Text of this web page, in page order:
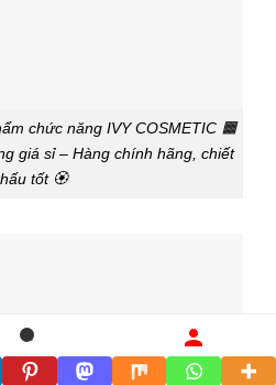
chức năng IVY COSMETIC 🟧
giá sỉ – Hàng chính hãng, chiết
tốt 🏵️
Tìm kiếm Liên hệ